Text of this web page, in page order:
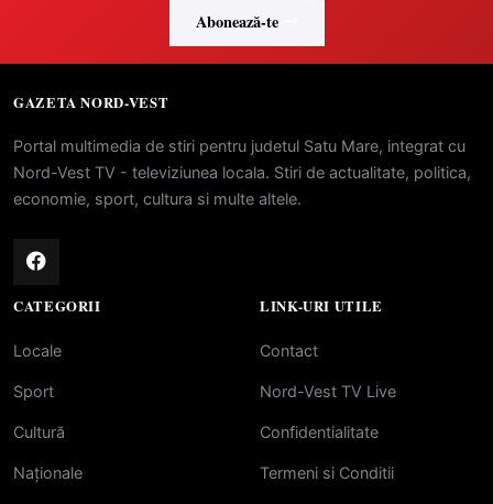
Abonează-te
GAZETA NORD-VEST
Portal multimedia de stiri pentru judetul Satu Mare, integrat cu
Nord-Vest TV - televiziunea locala. Stiri de actualitate, politica,
economie, sport, cultura si multe altele.
CATEGORII
Locale
Sport
Cultură
Naționale
LINK-URI UTILE
Contact
Nord-Vest TV Live
Confidentialitate
Termeni si Conditii